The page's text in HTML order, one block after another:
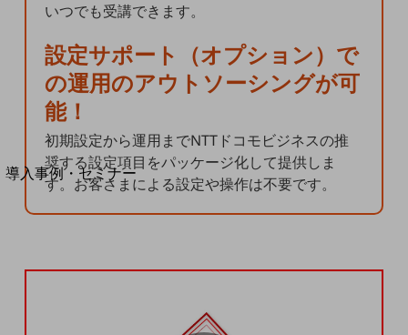
回線・ネットワーク
別ウィンドウで開きます
サービスをご利用中のお客さま
導入事例・セミナー
導入事例TOP
いつでも受講できます。
設定サポート（オプション）で
の運用のアウトソーシングが可
能！
初期設定から運用までNTTドコモビジネスの推
奨する設定項目をパッケージ化して提供しま
す。お客さまによる設定や操作は不要です。